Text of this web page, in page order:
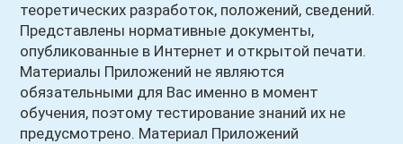
теоретических разработок, положений, сведений.
Представлены нормативные документы,
опубликованные в Интернет и открытой печати.
Материалы Приложений не являются
обязательными для Вас именно в момент
обучения, поэтому тестирование знаний их не
предусмотрено. Материал Приложений